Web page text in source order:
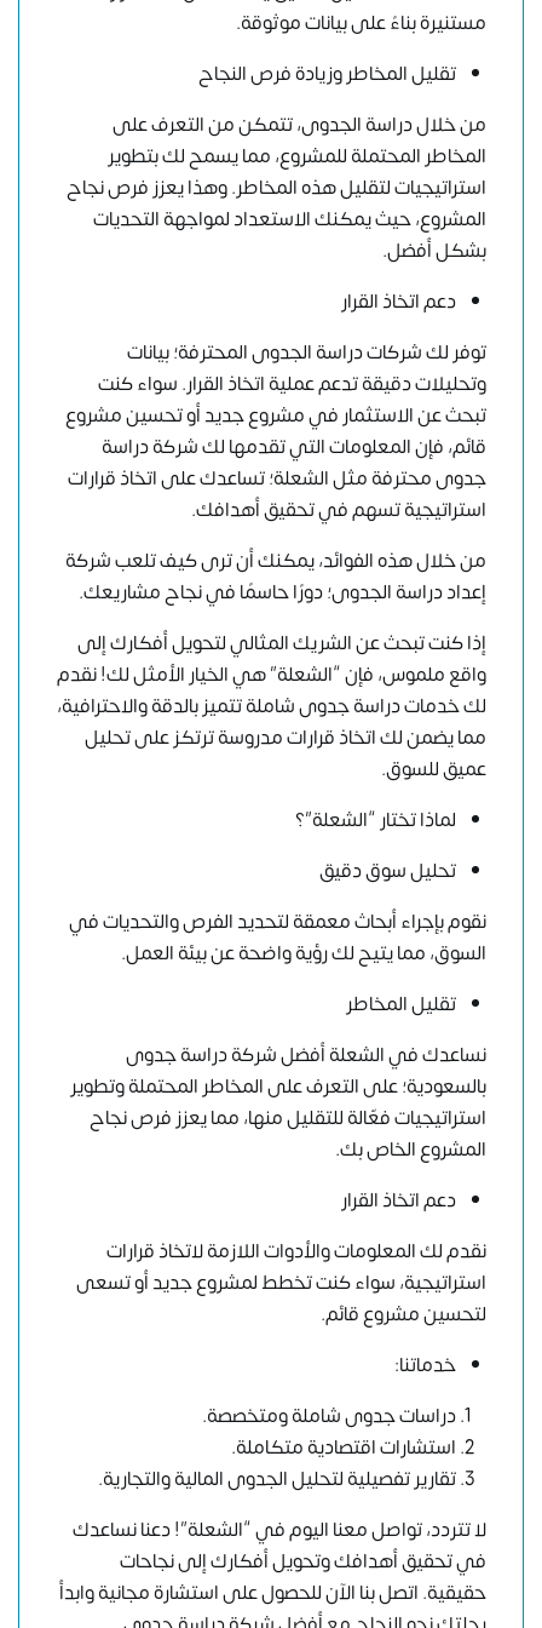
مستنيرة بناءً على بيانات موثوقة.
تقليل المخاطر وزيادة فرص النجاح
من خلال دراسة الجدوى، تتمكن من التعرف على
المخاطر المحتملة للمشروع، مما يسمح لك بتطوير
استراتيجيات لتقليل هذه المخاطر. وهذا يعزز فرص نجاح
المشروع، حيث يمكنك الاستعداد لمواجهة التحديات
بشكل أفضل.
دعم اتخاذ القرار
توفر لك شركات دراسة الجدوى المحترفة؛ بيانات
وتحليلات دقيقة تدعم عملية اتخاذ القرار. سواء كنت
تبحث عن الاستثمار في مشروع جديد أو تحسين مشروع
قائم، فإن المعلومات التي تقدمها لك شركة دراسة
جدوى محترفة مثل الشعلة؛ تساعدك على اتخاذ قرارات
استراتيجية تسهم في تحقيق أهدافك.
من خلال هذه الفوائد، يمكنك أن ترى كيف تلعب شركة
إعداد دراسة الجدوى؛ دورًا حاسمًا في نجاح مشاريعك.
إذا كنت تبحث عن الشريك المثالي لتحويل أفكارك إلى
واقع ملموس، فإن “الشعلة” هي الخيار الأمثل لك! نقدم
لك خدمات دراسة جدوى شاملة تتميز بالدقة والاحترافية،
مما يضمن لك اتخاذ قرارات مدروسة ترتكز على تحليل
عميق للسوق.
لماذا تختار “الشعلة”؟
تحليل سوق دقيق
نقوم بإجراء أبحاث معمقة لتحديد الفرص والتحديات في
السوق، مما يتيح لك رؤية واضحة عن بيئة العمل.
تقليل المخاطر
نساعدك في الشعلة أفضل شركة دراسة جدوى
بالسعودية؛ على التعرف على المخاطر المحتملة وتطوير
استراتيجيات فعّالة للتقليل منها، مما يعزز فرص نجاح
المشروع الخاص بك.
دعم اتخاذ القرار
نقدم لك المعلومات والأدوات اللازمة لاتخاذ قرارات
استراتيجية، سواء كنت تخطط لمشروع جديد أو تسعى
لتحسين مشروع قائم.
خدماتنا:
دراسات جدوى شاملة ومتخصصة.
استشارات اقتصادية متكاملة.
تقارير تفصيلية لتحليل الجدوى المالية والتجارية.
لا تتردد، تواصل معنا اليوم في “الشعلة”! دعنا نساعدك
في تحقيق أهدافك وتحويل أفكارك إلى نجاحات
حقيقية. اتصل بنا الآن للحصول على استشارة مجانية وابدأ